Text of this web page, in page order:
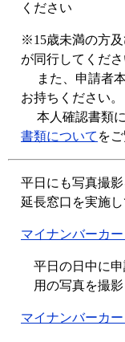
ください
※15歳未満の方及
が同行してくださ
また、申請者本
お持ちください。
本人確認書類に
書類について を
平日にも写真撮
延長窓口を実施
マイナンバーカ
平日の日中に
用の写真を撮影
マイナンバーカ